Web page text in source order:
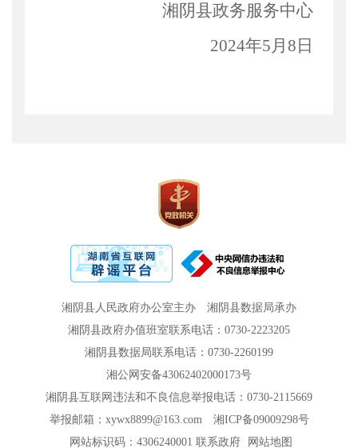
湘阴县政务服务中心
2024年5月 8日
湘阴县人民政府办公室主办
湘阴县数据局承办
湘阴县政府办值班室联系电话：0730-2223205
湘阴县数据局联系电话：0730-2260199
湘公网安备43062402000173号
湘阴县互联网违法和不良信息举报电话：0730-2115669
举报邮箱：xywx8899@163.com
湘ICP备09009298号
网站标识码：4306240001 联系政府 网站地图